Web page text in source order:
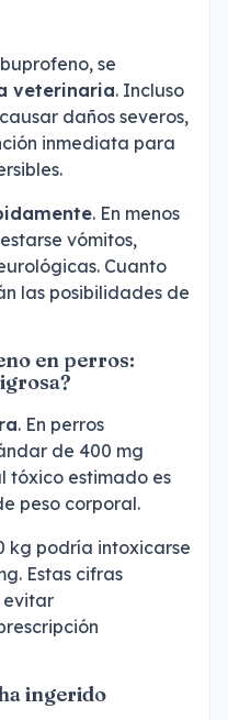
se
veterinaria. Incluso
daños severos,
inmediata para
. En menos
vómitos,
Cuanto
las posibilidades de
en perros:
. En perros
de 400 mg
tóxico estimado es
peso corporal.
kg podría intoxicarse
Estas cifras
evitar
ingerido